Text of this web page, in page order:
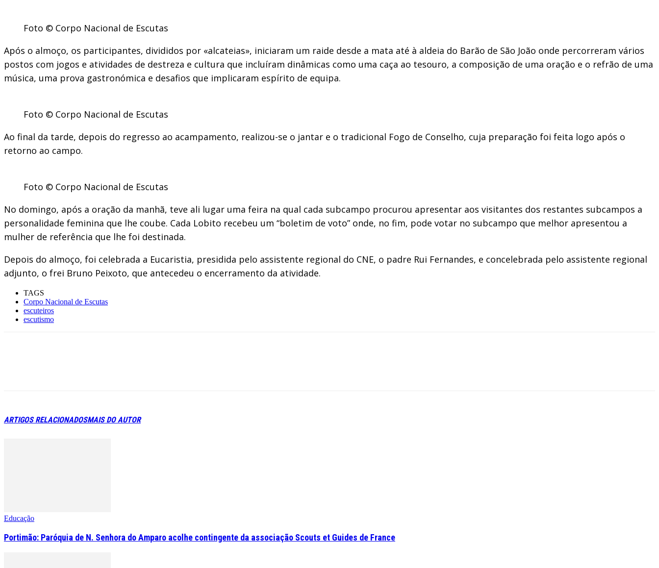
Foto © Corpo Nacional de Escutas
Após o almoço, os participantes, divididos por «alcateias», iniciaram um raide desde a mata até à aldeia do Barão de São João onde percorreram vários
postos com jogos e atividades de destreza e cultura que incluíram dinâmicas como uma caça ao tesouro, a composição de uma oração e o refrão de uma
música, uma prova gastronómica e desafios que implicaram espírito de equipa.
Foto © Corpo Nacional de Escutas
Ao final da tarde, depois do regresso ao acampamento, realizou-se o jantar e o tradicional Fogo de Conselho, cuja preparação foi feita logo após o
retorno ao campo.
Foto © Corpo Nacional de Escutas
No domingo, após a oração da manhã, teve ali lugar uma feira na qual cada subcampo procurou apresentar aos visitantes dos restantes subcampos a
personalidade feminina que lhe coube. Cada Lobito recebeu um “boletim de voto” onde, no fim, pode votar no subcampo que melhor apresentou a
mulher de referência que lhe foi destinada.
Depois do almoço, foi celebrada a Eucaristia, presidida pelo assistente regional do CNE, o padre Rui Fernandes, e concelebrada pelo assistente regional
adjunto, o frei Bruno Peixoto, que antecedeu o encerramento da atividade.
TAGS
Corpo Nacional de Escutas
escuteiros
escutismo
ARTIGOS RELACIONADOSMAIS DO AUTOR
Educação
Portimão: Paróquia de N. Senhora do Amparo acolhe contingente da associação Scouts et Guides de France